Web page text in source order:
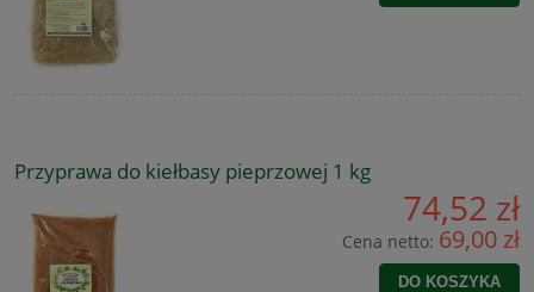
Przyprawa do kiełbasy pieprzowej 1 kg
74,52 zł
Cena netto: 69,00 zł
DO KOSZYKA